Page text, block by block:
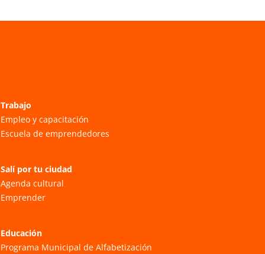
Trabajo
Empleo y capacitación
Escuela de emprendedores
Salí por tu ciudad
Agenda cultural
Emprender
Educación
Programa Municipal de Alfabetización